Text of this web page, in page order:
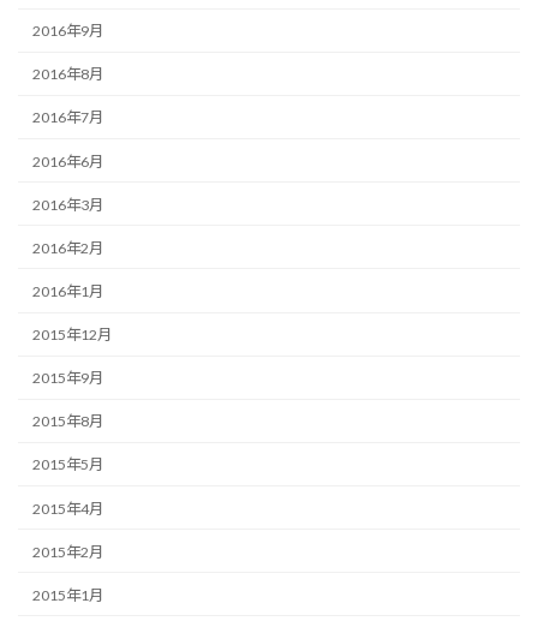
2016年9月
2016年8月
2016年7月
2016年6月
2016年3月
2016年2月
2016年1月
2015年12月
2015年9月
2015年8月
2015年5月
2015年4月
2015年2月
2015年1月